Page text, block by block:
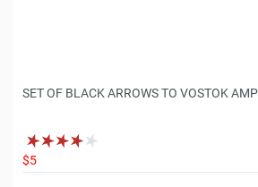
SET OF BLACK ARROWS TO VOSTOK
$5